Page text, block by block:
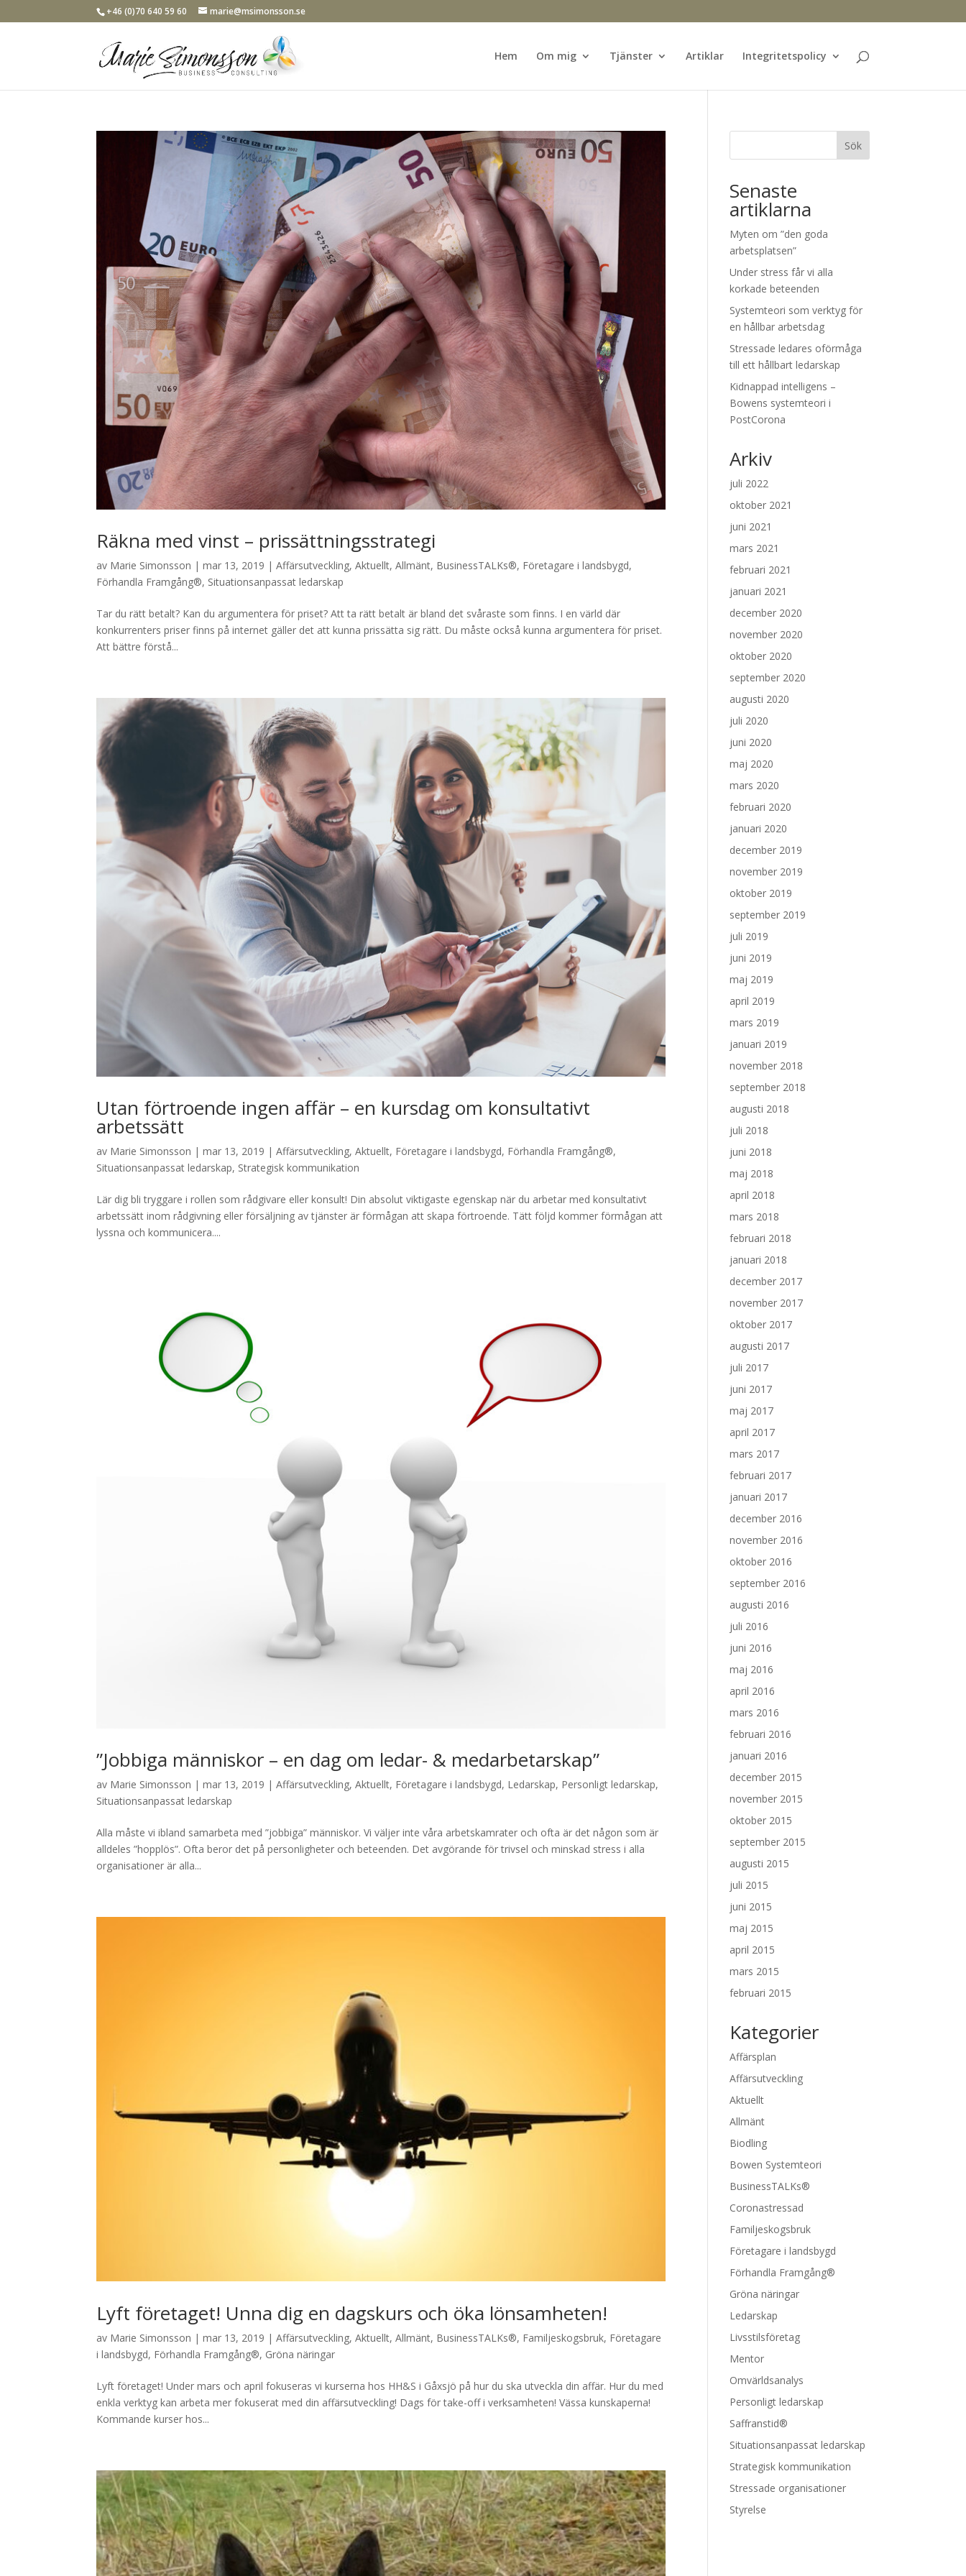
+46 (0)70 640 59 60 marie@msimonsson.se
Hem Om mig Tjänster Artiklar Integritetspolicy
Räkna med vinst – prissättningsstrategi
av Marie Simonsson |mar 13, 2019 |Affärsutveckling,Aktuellt,Allmänt, BusinessTALKs®, Företagare i landsbygd,
Förhandla Framgång®, Situationsanpassat ledarskap
Tar du rätt betalt? Kan du argumentera för priset? Att ta rätt betalt är bland det svåraste som finns. I en värld där
konkurrenters priser finns på internet gäller det att kunna prissätta sig rätt. Du måste också kunna argumentera för priset.
Att bättre förstå...
Utan förtroende ingen affär – en kursdag om konsultativt
arbetssätt
av Marie Simonsson |mar 13, 2019 |Affärsutveckling,Aktuellt, Företagare i landsbygd, Förhandla Framgång®,
Situationsanpassat ledarskap, Strategisk kommunikation
Lär dig bli tryggare i rollen som rådgivare eller konsult! Din absolut viktigaste egenskap när du arbetar med konsultativt
arbetssätt inom rådgivning eller försäljning av tjänster är förmågan att skapa förtroende. Tätt följd kommer förmågan att
lyssna och kommunicera....
”Jobbiga människor – en dag om ledar- & medarbetarskap”
av Marie Simonsson |mar 13, 2019 |Affärsutveckling,Aktuellt, Företagare i landsbygd, Ledarskap, Personligt ledarskap,
Situationsanpassat ledarskap
Alla måste vi ibland samarbeta med ”jobbiga” människor. Vi väljer inte våra arbetskamrater och ofta är det någon som är
alldeles ”hopplös”. Ofta beror det på personligheter och beteenden. Det avgörande för trivsel och minskad stress i alla
organisationer är alla...
Lyft företaget! Unna dig en dagskurs och öka lönsamheten!
av Marie Simonsson |mar 13, 2019 |Affärsutveckling,Aktuellt,Allmänt, BusinessTALKs®, Familjeskogsbruk, Företagare
i landsbygd, Förhandla Framgång®, Gröna näringar
Lyft företaget! Under mars och april fokuseras vi kurserna hos HH&S i Gåxsjö på hur du ska utveckla din affär. Hur du med
enkla verktyg kan arbeta mer fokuserat med din affärsutveckling! Dags för take-off i verksamheten! Vässa kunskaperna!
Kommande kurser hos...
Sök
Senaste
artiklarna
Myten om ”den goda
arbetsplatsen”
Under stress får vi alla
korkade beteenden
Systemteori som verktyg för
en hållbar arbetsdag
Stressade ledares oförmåga
till ett hållbart ledarskap
Kidnappad intelligens –
Bowens systemteori i
PostCorona
Arkiv
juli 2022
oktober 2021
juni 2021
mars 2021
februari 2021
januari 2021
december 2020
november 2020
oktober 2020
september 2020
augusti 2020
juli 2020
juni 2020
maj 2020
mars 2020
februari 2020
januari 2020
december 2019
november 2019
oktober 2019
september 2019
juli 2019
juni 2019
maj 2019
april 2019
mars 2019
januari 2019
november 2018
september 2018
augusti 2018
juli 2018
juni 2018
maj 2018
april 2018
mars 2018
februari 2018
januari 2018
december 2017
november 2017
oktober 2017
augusti 2017
juli 2017
juni 2017
maj 2017
april 2017
mars 2017
februari 2017
januari 2017
december 2016
november 2016
oktober 2016
september 2016
augusti 2016
juli 2016
juni 2016
maj 2016
april 2016
mars 2016
februari 2016
januari 2016
december 2015
november 2015
oktober 2015
september 2015
augusti 2015
juli 2015
juni 2015
maj 2015
april 2015
mars 2015
februari 2015
Kategorier
Affärsplan
Affärsutveckling
Aktuellt
Allmänt
Biodling
Bowen Systemteori
BusinessTALKs®
Coronastressad
Familjeskogsbruk
Företagare i landsbygd
Förhandla Framgång®
Gröna näringar
Ledarskap
Livsstilsföretag
Mentor
Omvärldsanalys
Personligt ledarskap
Saffranstid®
Situationsanpassat ledarskap
Strategisk kommunikation
Stressade organisationer
Styrelse